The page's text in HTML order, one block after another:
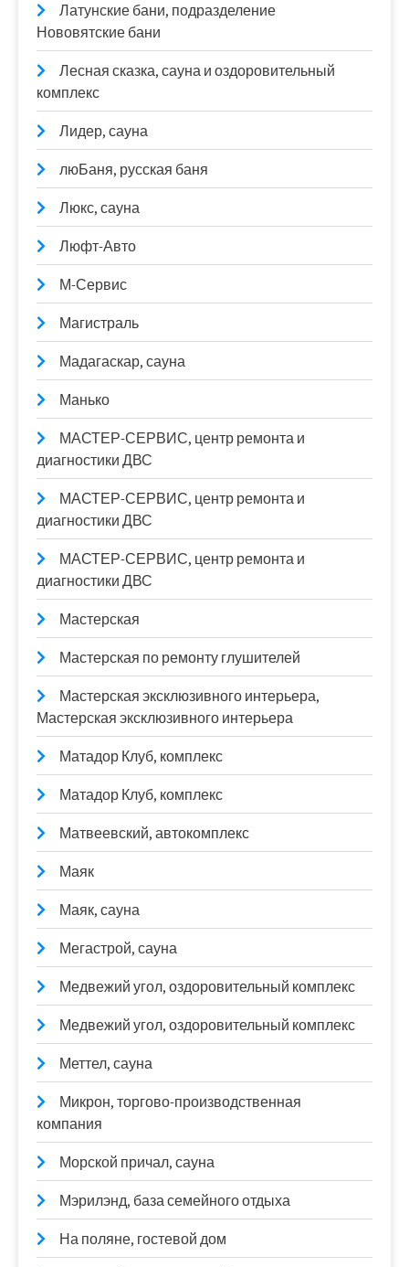
Латунские бани, подразделение
Нововятские бани
Лесная сказка, сауна и оздоровительный
комплекс
Лидер, сауна
люБаня, русская баня
Люкс, сауна
Люфт-Авто
М-Сервис
Магистраль
Мадагаскар, сауна
Манько
МАСТЕР-СЕРВИС, центр ремонта и
диагностики ДВС
МАСТЕР-СЕРВИС, центр ремонта и
диагностики ДВС
МАСТЕР-СЕРВИС, центр ремонта и
диагностики ДВС
Мастерская
Мастерская по ремонту глушителей
Мастерская эксклюзивного интерьера,
Мастерская эксклюзивного интерьера
Матадор Клуб, комплекс
Матадор Клуб, комплекс
Матвеевский, автокомплекс
Маяк
Маяк, сауна
Мегастрой, сауна
Медвежий угол, оздоровительный комплекс
Медвежий угол, оздоровительный комплекс
Меттел, сауна
Микрон, торгово-производственная
компания
Морской причал, сауна
Мэрилэнд, база семейного отдыха
На поляне, гостевой дом